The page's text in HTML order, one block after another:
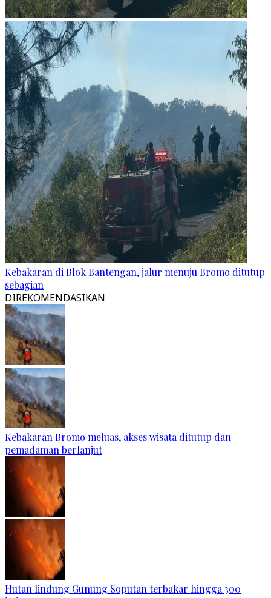
Kebakaran di Blok Bantengan, jalur menuju Bromo ditutup
sebagian
DIREKOMENDASIKAN
Kebakaran Bromo meluas, akses wisata ditutup dan
pemadaman berlanjut
Hutan lindung Gunung Soputan terbakar hingga 300